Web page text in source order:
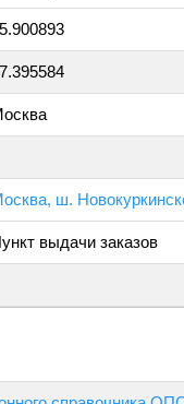
ш.
выдачи заказов